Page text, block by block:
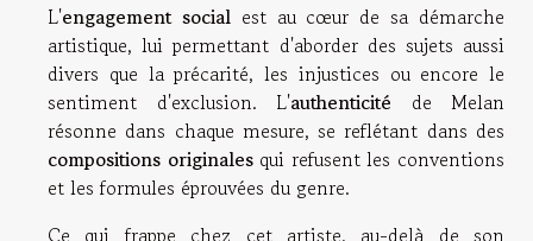
L'engagement socialest au cœur de sa démarche
artistique, lui permettant d'aborder des sujets aussi
divers que la précarité, les injustices ou encore le
sentiment d'exclusion. L'authenticité de Melan
résonne dans chaque mesure, se reflétant dans des
compositions originalesqui refusent les conventions
et les formules éprouvées du genre.